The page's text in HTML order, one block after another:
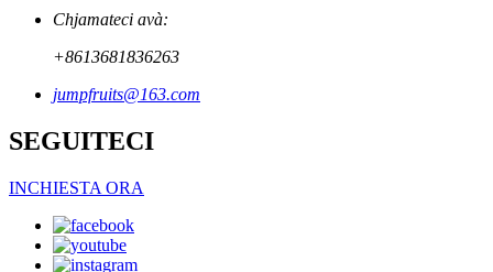
Chjamateci avà:
+8613681836263
jumpfruits@163.com
SEGUITECI
INCHIESTA ORA